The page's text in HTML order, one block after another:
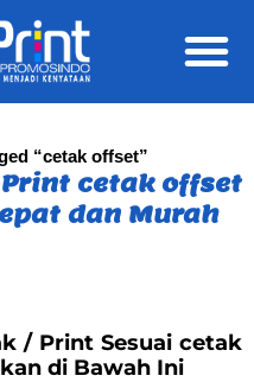
“cetak offset”
Print cetak offset
dan Murah
/ Print Sesuai cetak
di Bawah Ini